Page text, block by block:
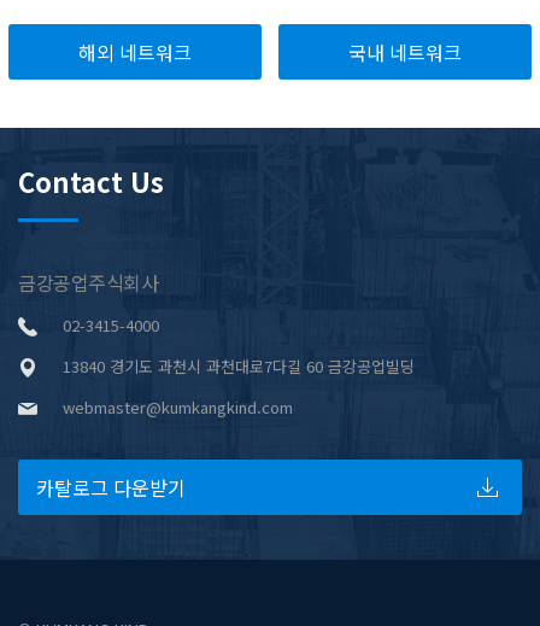
해외 네트워크 국내 네트워크
Contact Us
금강공업주식회사
02-3415-4000
13840 경기도 과천시 과천대로7다길 60 금강공업빌딩
webmaster@kumkangkind.com
카탈로그 다운받기